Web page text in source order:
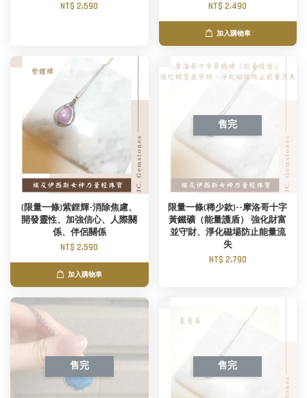
NT$ 2,590
NT$ 2,490
加入購物車
(限量一條)紫鋰輝-消除焦慮、
開發靈性、加強信心、人際關
係、伴侶關係
NT$ 2,590
加入購物車
售完
限量一條(稀少款)--摩洛哥十字
黃鐵礦（能量護盾） 強化財富
並守財、淨化磁場防止能量流
失
NT$ 2,790
售完 售完